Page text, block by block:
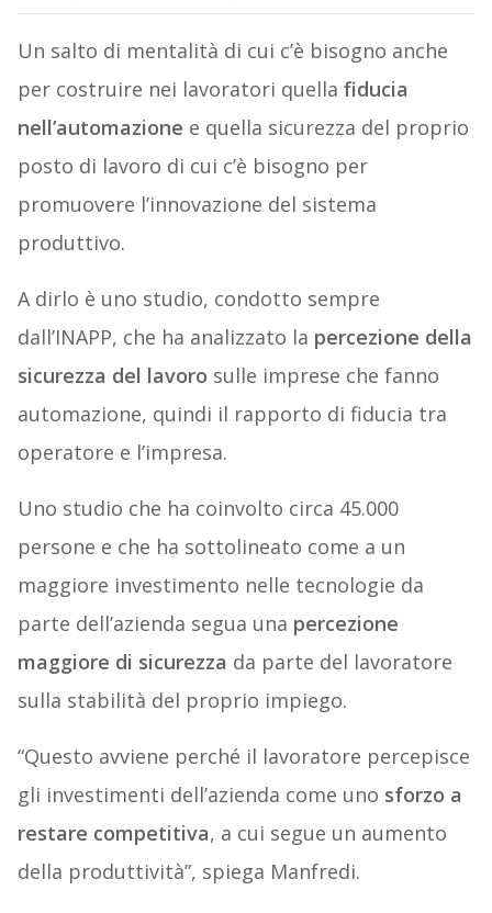
Un salto di mentalità di cui c’è bisogno anche
per costruire nei lavoratori quella fiducia
nell’automazione e quella sicurezza del proprio
posto di lavoro di cui c’è bisogno per
promuovere l’innovazione del sistema
produttivo.
A dirlo è uno studio, condotto sempre
dall’INAPP, che ha analizzato la percezione della
sicurezza del lavoro sulle imprese che fanno
automazione, quindi il rapporto di fiducia tra
operatore e l’impresa.
Uno studio che ha coinvolto circa 45.000
persone e che ha sottolineato come a un
maggiore investimento nelle tecnologie da
parte dell’azienda segua una percezione
maggiore di sicurezza da parte del lavoratore
sulla stabilità del proprio impiego.
“Questo avviene perché il lavoratore percepisce
gli investimenti dell’azienda come uno sforzo a
restare competitiva, a cui segue un aumento
della produttività”, spiega Manfredi.